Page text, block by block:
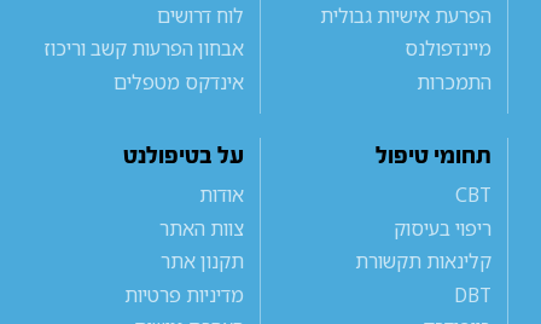
הפרעת אישיות גבולית
מיינדפולנס
התמכרות
לוח דרושים
אבחון הפרעות קשב וריכוז
אינדקס מטפלים
תחומי טיפול
CBT
ריפוי בעיסוק
קלינאות תקשורת
DBT
על בטיפולנט
אודות
צוות האתר
תקנון אתר
מדיניות פרטיות